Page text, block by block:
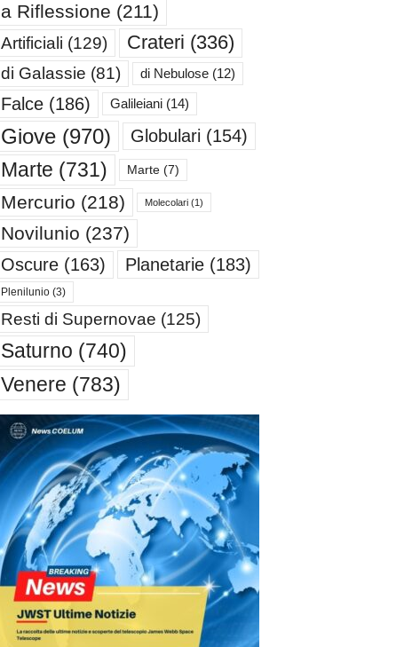
a Riflessione (211)
Artificiali (129) Crateri (336)
di Galassie (81) di Nebulose(12)
Falce(186) Galileiani(14)
Giove(970) Globulari (154)
Marte (731) Marte(7)
Mercurio (218) Molecolari(1)
Novilunio (237)
Oscure(163) Planetarie(183)
Plenilunio(3)
Resti di Supernovae (125)
Saturno (740)
Venere (783)